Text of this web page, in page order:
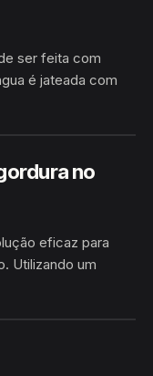
ser feita com
é jateada com
· BARRO ALTO/BA
no
eficaz para
Utilizando um